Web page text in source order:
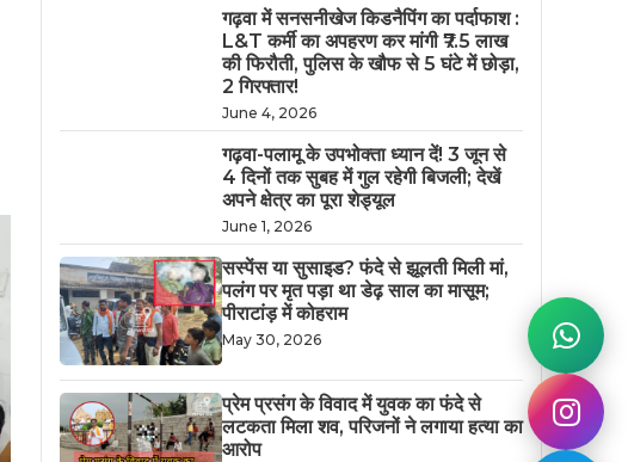
गढ़वा में सनसनीखेज किडनैपिंग का पर्दाफाश :
L&T कर्मी का अपहरण कर मांगी ₹7.5 लाख
की फिरौती, पुलिस के खौफ से 5 घंटे में छोड़ा,
2 गिरफ्तार!
June 4, 2026
गढ़वा-पलामू के उपभोक्ता ध्यान दें! 3 जून से
4 दिनों तक सुबह में गुल रहेगी बिजली; देखें
अपने क्षेत्र का पूरा शेड्यूल
June 1, 2026
सस्पेंस या सुसाइड? फंदे से झूलती मिली मां,
पलंग पर मृत पड़ा था डेढ़ साल का मासूम;
पीराटांड़ में कोहराम
May 30, 2026
​प्रेम प्रसंग के विवाद में युवक का फंदे से
लटकता मिला शव, परिजनों ने लगाया हत्या का
आरोप